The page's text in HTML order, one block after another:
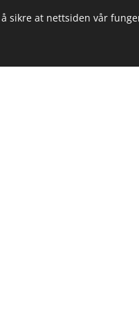
sikre at nettsiden vår